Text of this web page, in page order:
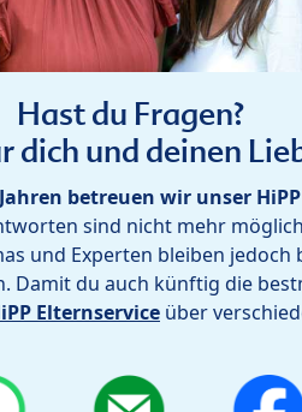
Hast du Fragen?
dich und deinen
betreuen wir unser
sind nicht mehr
und Experten bleiben jedoch
Damit du auch künftig die
Elternservice über